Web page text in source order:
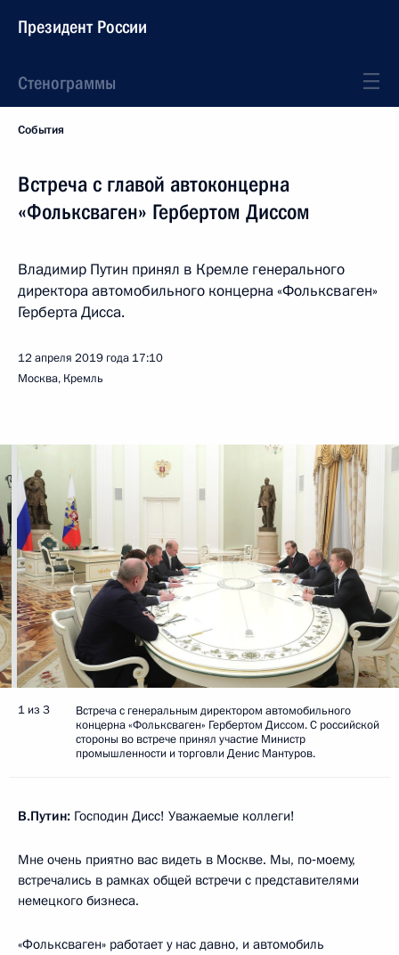
Президент России
Стенограммы
События
Встреча с главой автоконцерна
«Фольксваген» Гербертом Диссом
Владимир Путин принял в Кремле генерального
директора автомобильного концерна «Фольксваген»
Герберта Дисса.
12 апреля 2019 года 17:10
Москва, Кремль
1 из 3
Встреча с генеральным директором автомобильного
концерна «Фольксваген» Гербертом Диссом. С российской
стороны во встрече принял участие Министр
промышленности и торговли Денис Мантуров.
В.Путин: Господин Дисс! Уважаемые коллеги!
Мне очень приятно вас видеть в Москве. Мы, по‑моему,
встречались в рамках общей встречи с представителями
немецкого бизнеса.
«Фольксваген» работает у нас давно, и автомобиль